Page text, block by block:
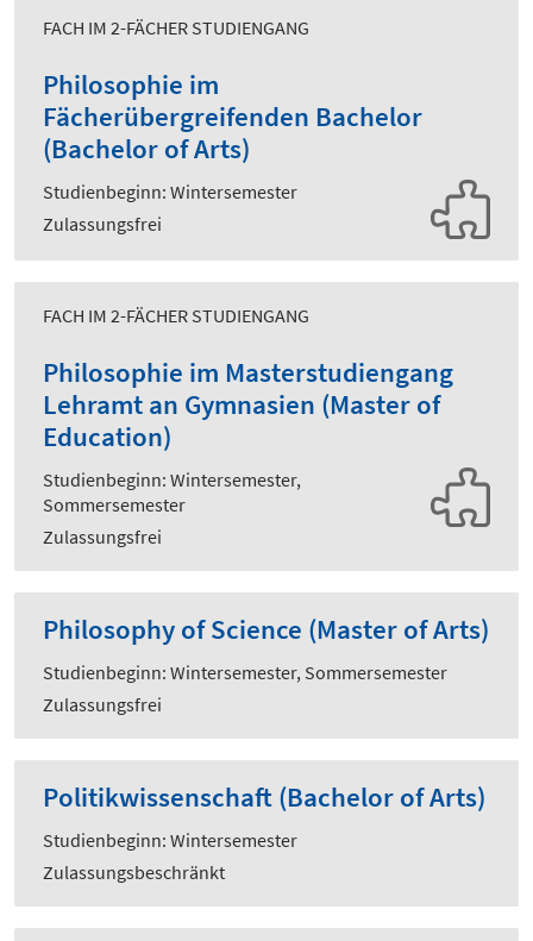
FACH IM 2-FÄCHER STUDIENGANG
Philosophie im
Fächerübergreifenden Bachelor
(Bachelor of Arts)
Studienbeginn: Wintersemester
Zulassungsfrei
FACH IM 2-FÄCHER STUDIENGANG
Philosophie im Masterstudiengang
Lehramt an Gymnasien (Master of
Education)
Studienbeginn: Wintersemester,
Sommersemester
Zulassungsfrei
Philosophy of Science (Master of Arts)
Studienbeginn: Wintersemester, Sommersemester
Zulassungsfrei
Politikwissenschaft (Bachelor of Arts)
Studienbeginn: Wintersemester
Zulassungsbeschränkt